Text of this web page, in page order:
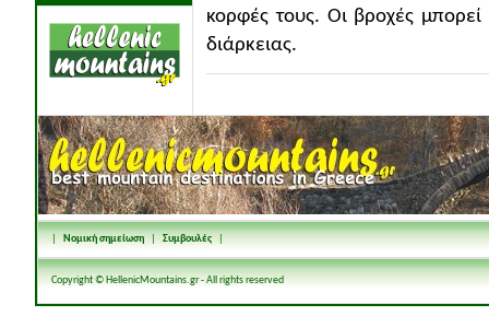
κορφές τους. Οι βροχές
διάρκειας.
Νομική σημείωση Συμβουλές
Copyright © HellenicMountains.gr - All rights reserved